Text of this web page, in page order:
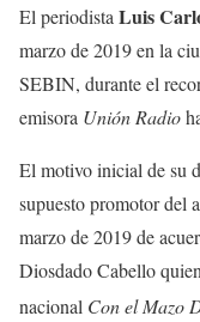
El periodista Luis
marzo de 2019 en la
SEBIN, durante el
emisora Unión Radio
El motivo inicial de su
supuesto promotor del
marzo de 2019 de
Diosdado Cabello
nacional Con el Mazo